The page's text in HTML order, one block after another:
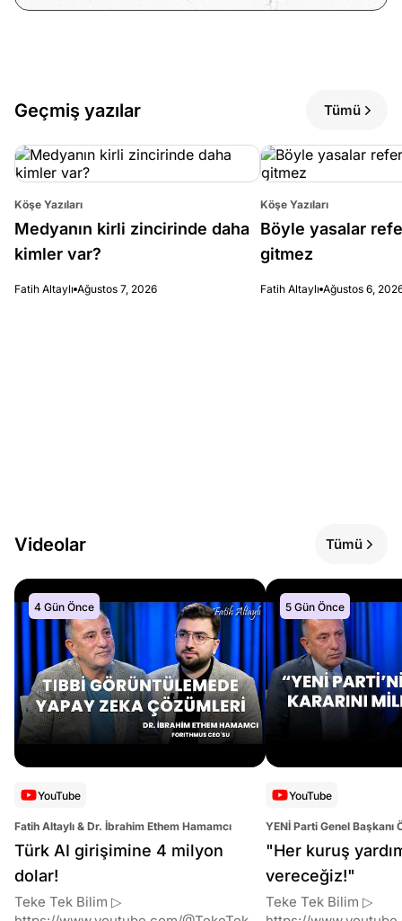
Geçmiş yazılar Tümü
Köşe Yazıları
Medyanın kirli zincirinde daha
kimler var?
Fatih Altaylı Ağustos 7, 2026
Köşe Yazıları
Böyle yasalar
gitmez
Fatih Altaylı Ağustos 6,
Videolar Tümü
4 Gün Önce
YouTube
Fatih Altaylı & Dr. İbrahim Ethem Hamamcı
Türk AI girişimine 4 milyon
dolar!
Teke Tek Bilim ▷
5 Gün Önce
YouTube
YENİ Parti Genel Başkanı
Altaylı
"Her kuruş
vereceğiz!"
Teke Tek Bilim ▷